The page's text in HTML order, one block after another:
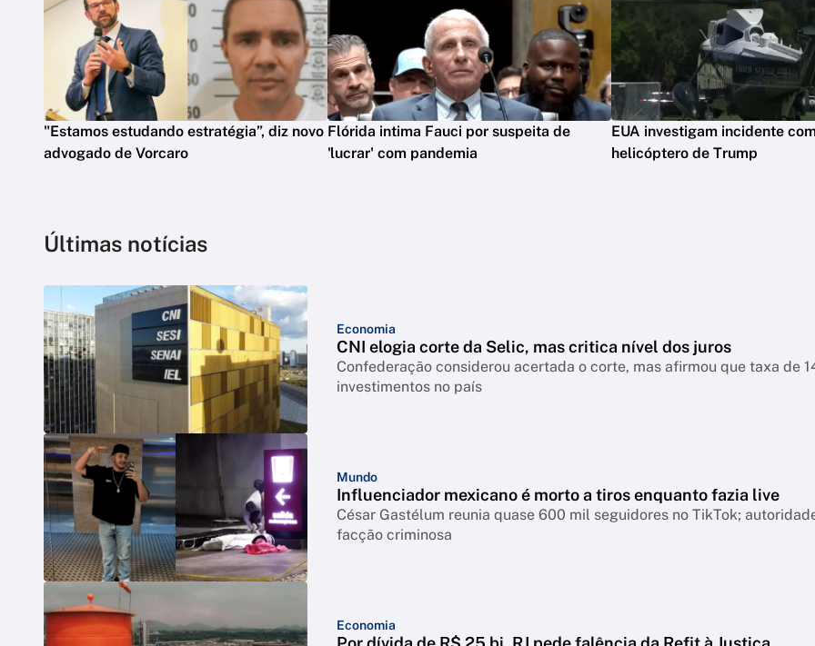
"Estamos estudando estratégia”, diz novo
advogado de Vorcaro
Flórida intima Fauci por suspeita de
'lucrar' com pandemia
EUA investigam incidente
helicóptero de Trump
Últimas notícias
Economia
CNI elogia corte da Selic, mas critica nível dos juros
Confederação considerou acertada o corte, mas afirmou que taxa de 14% continua pressionando empresas,
investimentos no país
Mundo
Influenciador mexicano é morto a tiros enquanto fazia live
César Gastélum reunia quase 600 mil seguidores no TikTok;
facção criminosa
Economia